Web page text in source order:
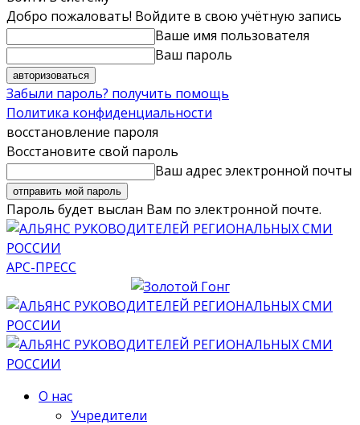
Добро пожаловать! Войдите в свою учётную запись
Ваше имя пользователя
Ваш пароль
Забыли пароль? получить помощь
Политика конфиденциальности
восстановление пароля
Восстановите свой пароль
Ваш адрес электронной почты
Пароль будет выслан Вам по электронной почте.
АРС-ПРЕСС
О нас
Учредители